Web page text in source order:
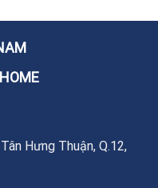
Hưng Thuận, Q.12,